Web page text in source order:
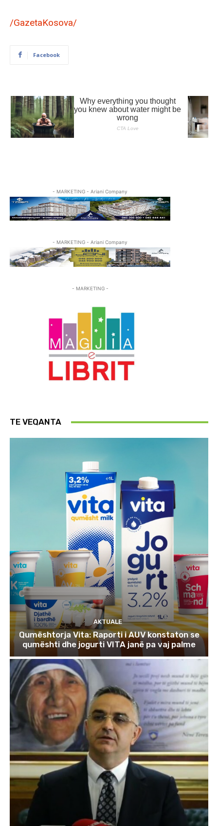
/GazetaKosova/
Facebook
- MARKETING - Ariani Company
- MARKETING - Ariani Company
- MARKETING -
TE VEQANTA
AKTUALE
Qumështorja Vita: Raporti i AUV konstaton se
qumështi dhe jogurti VITA janë pa vaj palme